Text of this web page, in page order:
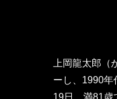
上岡龍太郎
ーし、1990年
19日、満81歳